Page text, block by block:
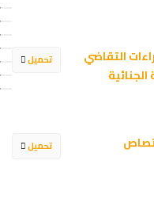
تحميل
التقاضي
تحميل